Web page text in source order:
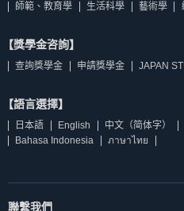
師範、教育學
生活科學 藝術學
【獎學金咨詢】
查詢獎學金 申請獎學金 JAPAN
【語言選擇】
日本語 English 中文（简体字）
Bahasa Indonesia
ภาษาไทย
聯繫我們